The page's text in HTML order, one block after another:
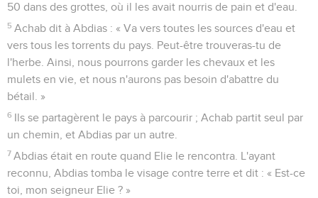
50 dans des grottes, où il les avait nourris de pain et d'eau.
5 Achab dit à Abdias : « Va vers toutes les sources d'eau et
vers tous les torrents du pays. Peut-être trouveras-tu de
l'herbe. Ainsi, nous pourrons garder les chevaux et les
mulets en vie, et nous n'aurons pas besoin d'abattre du
bétail. »
6 Ils se partagèrent le pays à parcourir ; Achab partit seul par
un chemin, et Abdias par un autre.
7 Abdias était en route quand Elie le rencontra. L'ayant
reconnu, Abdias tomba le visage contre terre et dit : « Est-ce
toi, mon seigneur Elie ? »